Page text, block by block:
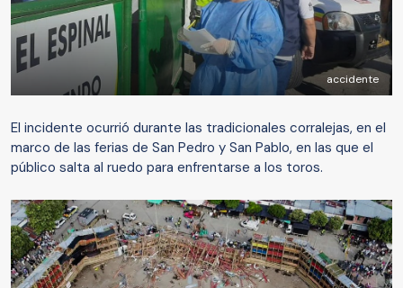
accidente
El incidente ocurrió durante las tradicionales corralejas, en el
marco de las ferias de San Pedro y San Pablo, en las que el
público salta al ruedo para enfrentarse a los toros.